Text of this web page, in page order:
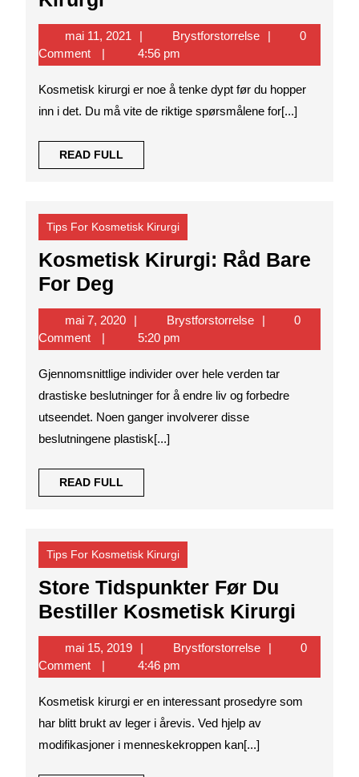
Du
Bør
Vite
Hvis
Du
Lener
Deg
Kosmetisk
Kirurgi
mai 11, 2021 mai
11,
2021
BrystforstorrelseBrystforstorrelse
0
Comment
4:56 pm
Kosmetisk kirurgi er noe å tenke dypt før du hopper
inn i det. Du må vite de riktige spørsmålene for[...]
READ FULL
FULL
Tips For Kosmetisk Kirurgi
Kosmetisk Kirurgi: Råd Bare
For Deg
Kirurgi:
Råd
Bare
For
Deg
mai 7, 2020mai
2020
BrystforstorrelseBrystforstorrelse
0
Comment
5:20 pm
Gjennomsnittlige individer over hele verden tar
drastiske beslutninger for å endre liv og forbedre
utseendet. Noen ganger involverer disse
beslutningene plastisk[...]
READ FULL
FULL
Tips For Kosmetisk Kirurgi
Store Tidspunkter Før Du
Bestiller Kosmetisk Kirurgi
Før
Du
mai 15, 2019mai
15,
2019
BrystforstorrelseBrystforstorrelse
0
Comment
4:46 pm
Kosmetisk kirurgi er en interessant prosedyre som
har blitt brukt av leger i årevis. Ved hjelp av
modifikasjoner i menneskekroppen kan[...]